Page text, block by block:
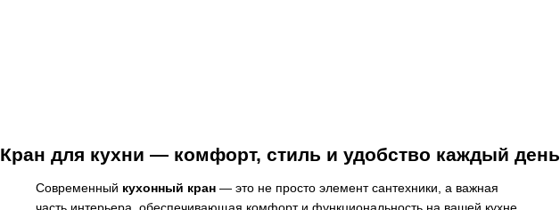
Кран для кухни — комфорт, стиль и удобство каждый день
Современный кухонный кран — это не просто элемент сантехники, а важная